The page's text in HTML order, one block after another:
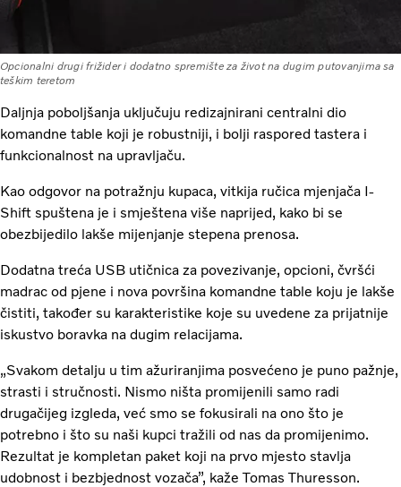
Opcionalni drugi frižider i dodatno spremište za život na dugim putovanjima sa
teškim teretom
Daljnja poboljšanja uključuju redizajnirani centralni dio
komandne table koji je robustniji, i bolji raspored tastera i
funkcionalnost na upravljaču.
Kao odgovor na potražnju kupaca, vitkija ručica mjenjača I-
Shift spuštena je i smještena više naprijed, kako bi se
obezbijedilo lakše mijenjanje stepena prenosa.
Dodatna treća USB utičnica za povezivanje, opcioni, čvršći
madrac od pjene i nova površina komandne table koju je lakše
čistiti, također su karakteristike koje su uvedene za prijatnije
iskustvo boravka na dugim relacijama.
„Svakom detalju u tim ažuriranjima posvećeno je puno pažnje,
strasti i stručnosti. Nismo ništa promijenili samo radi
drugačijeg izgleda, već smo se fokusirali na ono što je
potrebno i što su naši kupci tražili od nas da promijenimo.
Rezultat je kompletan paket koji na prvo mjesto stavlja
udobnost i bezbjednost vozača”, kaže Tomas Thuresson.